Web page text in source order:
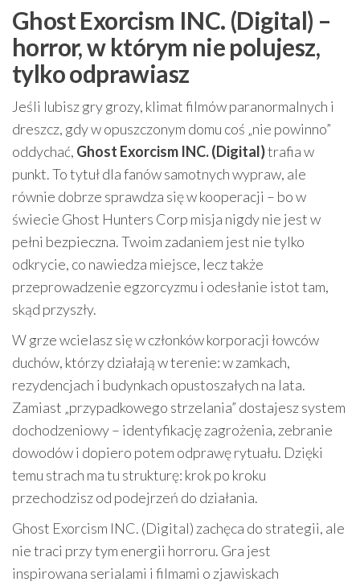
Ghost Exorcism INC. (Digital) –
horror, w którym nie polujesz,
tylko odprawiasz
Jeśli lubisz gry grozy, klimat filmów paranormalnych i
dreszcz, gdy w opuszczonym domu coś „nie powinno”
oddychać, Ghost Exorcism INC. (Digital)trafia w
punkt. To tytuł dla fanów samotnych wypraw, ale
równie dobrze sprawdza się w kooperacji – bo w
świecie Ghost Hunters Corp misja nigdy nie jest w
pełni bezpieczna. Twoim zadaniem jest nie tylko
odkrycie, co nawiedza miejsce, lecz także
przeprowadzenie egzorcyzmu i odesłanie istot tam,
skąd przyszły.
W grze wcielasz się w członków korporacji łowców
duchów, którzy działają w terenie: w zamkach,
rezydencjach i budynkach opustoszałych na lata.
Zamiast „przypadkowego strzelania” dostajesz system
dochodzeniowy – identyfikację zagrożenia, zebranie
dowodów i dopiero potem odprawę rytuału. Dzięki
temu strach ma tu strukturę: krok po kroku
przechodzisz od podejrzeń do działania.
Ghost Exorcism INC. (Digital) zachęca do strategii, ale
nie traci przy tym energii horroru. Gra jest
inspirowana serialami i filmami o zjawiskach